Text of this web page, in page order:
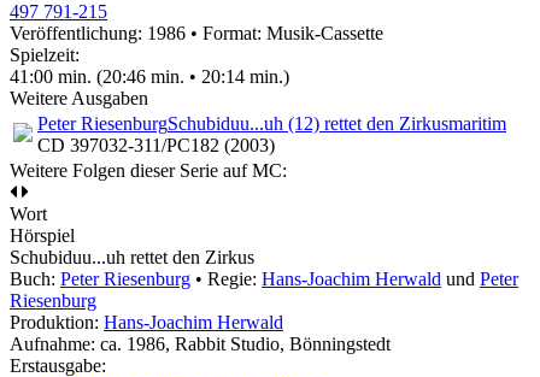
497 791-215
Veröffentlichung: 1986 • Format: Musik-Cassette
Spielzeit:
41:00 min. (20:46 min. • 20:14 min.)
Weitere Ausgaben
Peter RiesenburgSchubiduu...uh (12) rettet den Zirkusmaritim
CD 397032-311/PC182 (2003)
Weitere Folgen dieser Serie auf MC:
Wort
Hörspiel
Schubiduu...uh rettet den Zirkus
Buch: Peter Riesenburg • Regie: Hans-Joachim Herwald und Peter
Riesenburg
Produktion: Hans-Joachim Herwald
Aufnahme: ca. 1986, Rabbit Studio, Bönningstedt
Erstausgabe: